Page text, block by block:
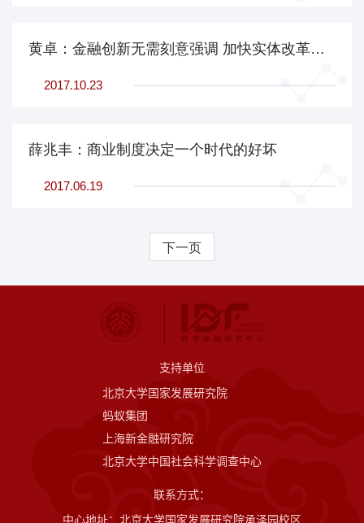
黄卓：金融创新无需刻意强调 加快实体改革步伐是关键
2017.10.23
薛兆丰：商业制度决定一个时代的好坏
2017.06.19
下一页
支持单位
北京大学国家发展研究院
蚂蚁集团
上海新金融研究院
北京大学中国社会科学调查中心
联系方式：
中心地址：北京大学国家发展研究院承泽园校区